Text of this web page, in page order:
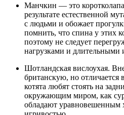
Манчкин — это
результате естественной
с людьми и обожает
помнить, что спина у этих
поэтому не следует
нагрузками и длительными
Шотландская вислоухая.
британскую, но
котята любят стоять на
окружающим миром, как
обладают уравновешенным